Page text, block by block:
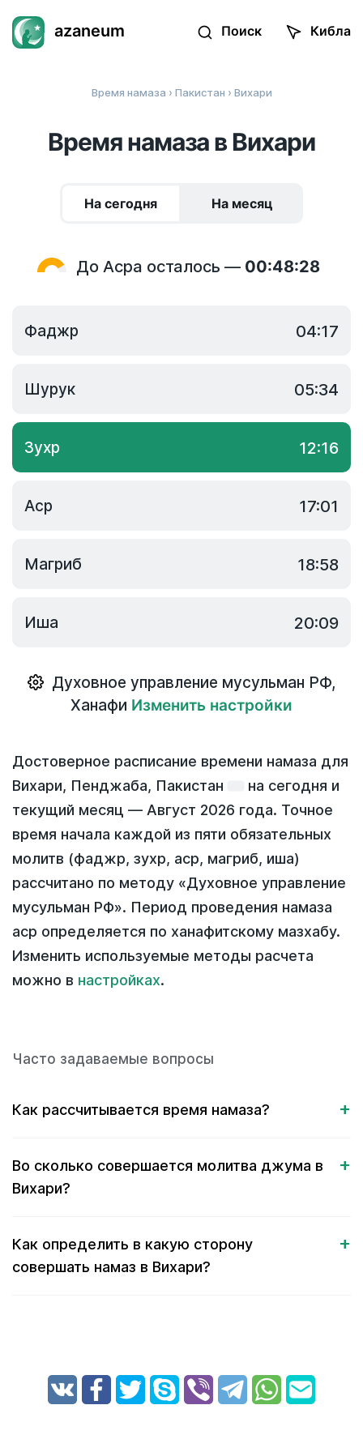
azaneum Поиск Кибла
Время намаза › Пакистан › Вихари
Время намаза в Вихари
На сегодня На месяц
До Асра осталось — 00:48:28
Фаджр 04:17
Шурук 05:34
Зухр 12:16
Аср 17:01
Магриб 18:58
Иша 20:09
Духовное управление мусульман РФ,
Ханафи Изменить настройки
Достоверное расписание времени намаза для
Вихари, Пенджаба, Пакистан
на сегодня и
текущий месяц — Август 2026 года. Точное
время начала каждой из пяти обязательных
молитв (фаджр, зухр, аср, магриб, иша)
рассчитано по методу «Духовное управление
мусульман РФ». Период проведения намаза
аср определяется по ханафитскому мазхабу.
Изменить используемые методы расчета
можно в настройках.
Часто задаваемые вопросы
Как рассчитывается время намаза?
Во сколько совершается молитва джума в
Вихари?
Как определить в какую сторону
совершать намаз в Вихари?